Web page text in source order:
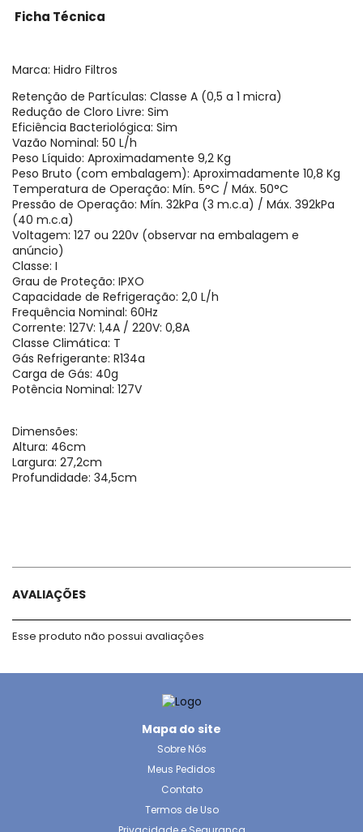
Ficha Técnica
Marca: Hidro Filtros
Retenção de Partículas: Classe A (0,5 a 1 micra)
Redução de Cloro Livre: Sim
Eficiência Bacteriológica: Sim
Vazão Nominal: 50 L/h
Peso Líquido: Aproximadamente 9,2 Kg
Peso Bruto (com embalagem): Aproximadamente 10,8 Kg
Temperatura de Operação: Mín. 5°C / Máx. 50°C
Pressão de Operação: Mín. 32kPa (3 m.c.a) / Máx. 392kPa
(40 m.c.a)
Voltagem: 127 ou 220v (observar na embalagem e
anúncio)
Classe: I
Grau de Proteção: IPXO
Capacidade de Refrigeração: 2,0 L/h
Frequência Nominal: 60Hz
Corrente: 127V: 1,4A / 220V: 0,8A
Classe Climática: T
Gás Refrigerante: R134a
Carga de Gás: 40g
Potência Nominal: 127V
Dimensões:
Altura: 46cm
Largura: 27,2cm
Profundidade: 34,5cm
AVALIAÇÕES
Esse produto não possui avaliações
Mapa do site
Sobre Nós
Meus Pedidos
Contato
Termos de Uso